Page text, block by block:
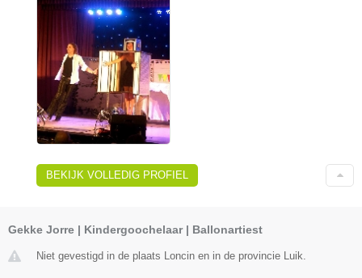
BEKIJK VOLLEDIG PROFIEL
Gekke Jorre | Kindergoochelaar | Ballonartiest
Niet gevestigd in de plaats Loncin en in de provincie Luik.